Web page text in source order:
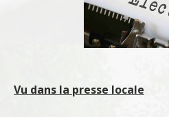
Vu dans la presse locale